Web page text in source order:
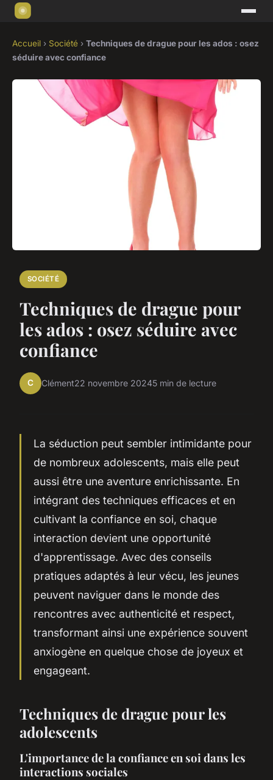
Accueil › Société › Techniques de drague pour les ados : osez
séduire avec confiance
SOCIÉTÉ
Techniques de drague pour
les ados : osez séduire avec
confiance
C Clément22 novembre 20245 min de lecture
La séduction peut sembler intimidante pour
de nombreux adolescents, mais elle peut
aussi être une aventure enrichissante. En
intégrant des techniques efficaces et en
cultivant la confiance en soi, chaque
interaction devient une opportunité
d'apprentissage. Avec des conseils
pratiques adaptés à leur vécu, les jeunes
peuvent naviguer dans le monde des
rencontres avec authenticité et respect,
transformant ainsi une expérience souvent
anxiogène en quelque chose de joyeux et
engageant.
Techniques de drague pour les
adolescents
L'importance de la confiance en soi dans les
interactions sociales